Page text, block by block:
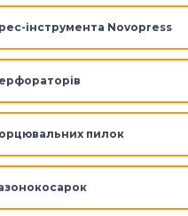
інструмента Novopress
пилок